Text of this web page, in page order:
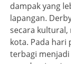
dampak yang
lapangan.
secara
kota. Pada hari
terbagi